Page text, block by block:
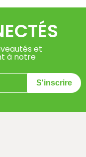
et
à notre
S'inscrire